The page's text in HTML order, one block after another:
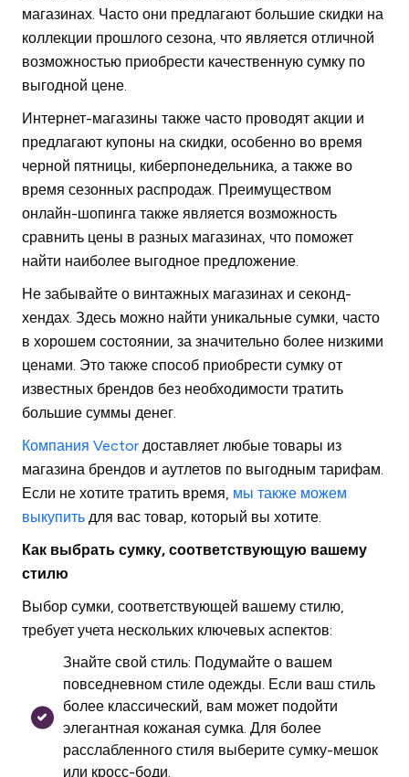
магазинах. Часто они предлагают большие скидки на
коллекции прошлого сезона, что является отличной
возможностью приобрести качественную сумку по
выгодной цене.
Интернет-магазины также часто проводят акции и
предлагают купоны на скидки, особенно во время
черной пятницы, киберпонедельника, а также во
время сезонных распродаж. Преимуществом
онлайн-шопинга также является возможность
сравнить цены в разных магазинах, что поможет
найти наиболее выгодное предложение.
Не забывайте о винтажных магазинах и секонд-
хендах. Здесь можно найти уникальные сумки, часто
в хорошем состоянии, за значительно более низкими
ценами. Это также способ приобрести сумку от
известных брендов без необходимости тратить
большие суммы денег.
Компания Vector доставляет любые товары из
магазина брендов и аутлетов по выгодным тарифам.
Если не хотите тратить время, мы также можем
выкупить для вас товар, который вы хотите.
Как выбрать сумку, соответствующую вашему
стилю
Выбор сумки, соответствующей вашему стилю,
требует учета нескольких ключевых аспектов:
Знайте свой стиль: Подумайте о вашем
повседневном стиле одежды. Если ваш стиль
более классический, вам может подойти
элегантная кожаная сумка. Для более
расслабленного стиля выберите сумку-мешок
или кросс-боди.